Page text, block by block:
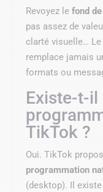
Revoyez lefond
pas assez de
clarté visuelle…
remplace jamais
formats ou
Existe-t-
TikTok ?
Oui. TikTok
programmation
(desktop). Il